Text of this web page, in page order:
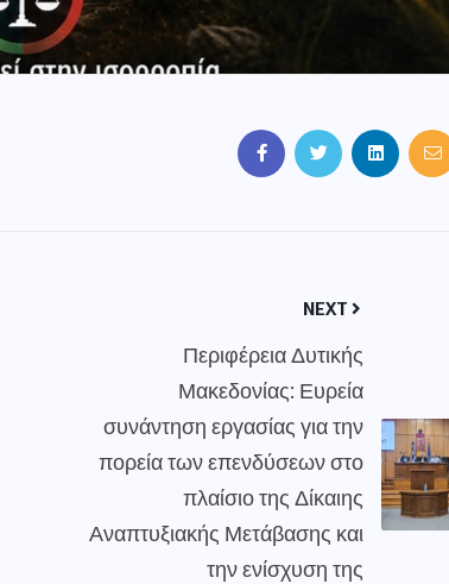
NEXT
Περιφέρεια Δυτικής
Μακεδονίας: Ευρεία
συνάντηση εργασίας για την
πορεία των επενδύσεων στο
πλαίσιο της Δίκαιης
Αναπτυξιακής Μετάβασης και
την ενίσχυση της